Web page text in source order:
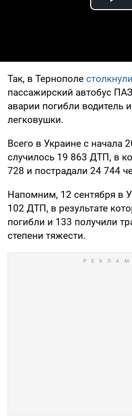
Так, в Тернополе
пассажирский автобус
аварии погибли водитель
легковушки.
Всего в Украине с начала
случилось 19 863 ДТП, в
728 и пострадали 24 744
Напомним, 12 сентября в
102 ДТП, в результате
погибли и 133 получили
степени тяжести.